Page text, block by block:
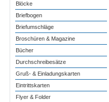
Blöcke
Briefbogen
Briefumschläge
Broschüren & Magazine
Bücher
Durchschreibesätze
Gruß- & Einladungskarten
Eintrittskarten
Flyer & Folder